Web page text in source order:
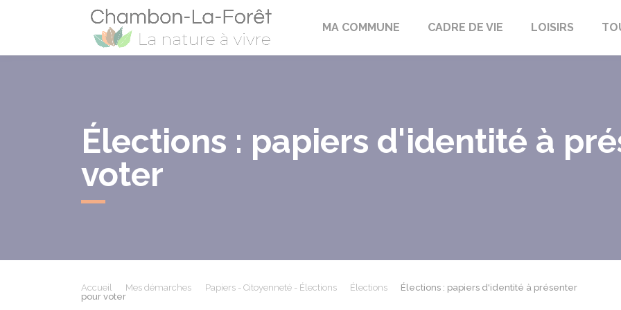
Chambon-la-Fôret
MA COMMUNE CADRE DE VIE LOISIRS
Élections : papiers d'identité à
voter
Accueil Mes démarches Papiers - Citoyenneté - Élections Élections
Élections : papiers d'identité à présenter
pour voter